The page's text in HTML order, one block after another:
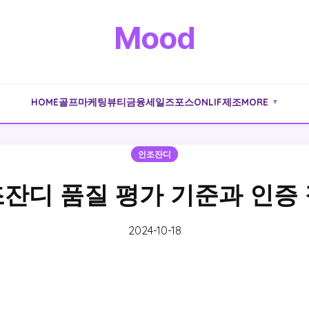
Mood
HOME골프마케팅뷰티금융세일즈포스ONLIF제조MORE ▼
인조잔디
디 품질 평가 기준과 인증
2024-10-18